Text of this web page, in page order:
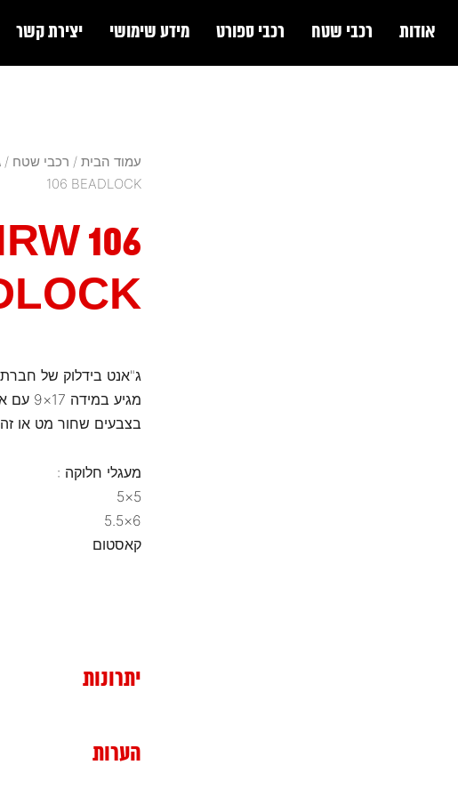
אודות רכבי שטח רכבי ספורט מידע שימושי יצירת קשר
עמוד הבית / רכבי שטח /
106 BEADLOCK
106
ג"אנט בידלוק של חברת METHOD ארה"ב
מגיע במידה 17×9 עם אופסט שלילי 44
בצבעים שחור מט או
מעגלי חלוקה :
5×5
6×5.5
קאסטום
יתרונות
הערות